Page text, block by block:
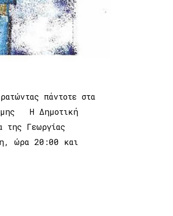
πάντοτε στα
Η Δημοτική
της Γεωργίας
ώρα 20:00 και